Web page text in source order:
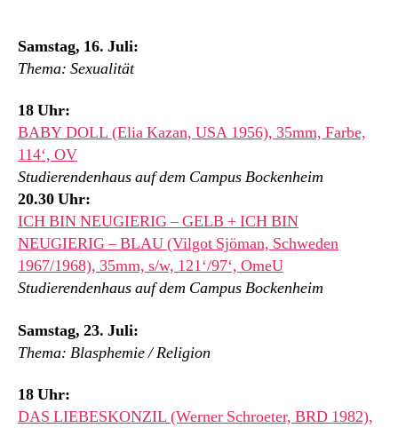
Samstag, 16. Juli:
Thema: Sexualität
18 Uhr:
BABY DOLL (Elia Kazan, USA 1956), 35mm, Farbe,
114‘, OV
Studierendenhaus auf dem Campus Bockenheim
20.30 Uhr:
ICH BIN NEUGIERIG – GELB + ICH BIN
NEUGIERIG – BLAU (Vilgot Sjöman, Schweden
1967/1968), 35mm, s/w, 121‘/97‘, OmeU
Studierendenhaus auf dem Campus Bockenheim
Samstag, 23. Juli:
Thema: Blasphemie / Religion
18 Uhr:
DAS LIEBESKONZIL (Werner Schroeter, BRD 1982),